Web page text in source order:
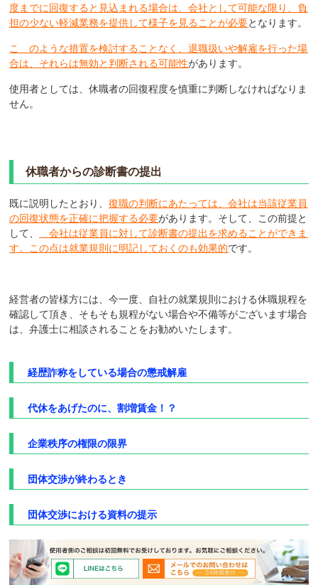
度までに回復すると見込まれる場合は、会社として可能な限り、負
担の少ない軽減業務を提供して様子を見ることが必要となります。
こ のような措置を検討することなく、退職扱いや解雇を行った場
合は、それらは無効と判断される可能性があります。
使用者としては、休職者の回復程度を慎重に判断しなければなりま
せん。
休職者からの診断書の提出
既に説明したとおり、復職の判断にあたっては、会社は当該従業員
の回復状態を正確に把握する必要があります。そして、この前提と
して、
会社は従業員に対して診断書の提出を求めることができま
す。この点は就業規則に明記しておくのも効果的です。
経営者の皆様方には、今一度、自社の就業規則における休職規程を
確認して頂き、そもそも規程がない場合や不備等がございます場合
は、弁護士に相談されることをお勧めいたします。
経歴詐称をしている場合の懲戒解雇
代休をあげたのに、割増賃金！？
企業秩序の権限の限界
団体交渉が終わるとき
団体交渉における資料の提示